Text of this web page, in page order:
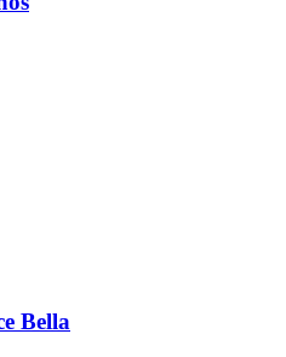
Bella